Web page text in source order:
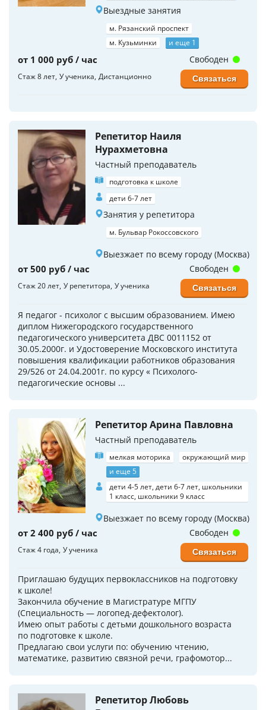
Выездные занятия
м. Рязанский проспект
м. Кузьминки
и еще 1
от 1 000 руб / час
Стаж 8 лет У ученика Дистанционно
Свободен
Связаться
Репетитор Наиля
Нурахметовна
Частный преподаватель
подготовка к школе
дети 6-7 лет
Занятия у репетитора
м. Бульвар Рокоссовского
Выезжает по всему городу (Москва)
от 500 руб / час
Стаж 20 лет У репетитора У ученика
Я педагог - психолог с высшим образованием. Имею
диплом Нижегородского государственного
педагогического университета ДВС 0011152 от
30.05.2000г. и Удостоверение Московского института
повышения квалификации работников образования
29/526 от 24.04.2001г. по курсу « Психолого-
педагогические основы ...
Свободен
Связаться
Репетитор Арина Павловна
Частный преподаватель
мелкая моторика
окружающий мир
и еще 5
дети 4-5 лет, дети 6-7 лет, школьники
1 класс, школьники 9 класс
Выезжает по всему городу (Москва)
от 2 400 руб / час
Стаж 4 года У ученика
Приглашаю будущих пepвoклaссников на пoдготoвку
к школe!
Закончила обучение в Магистратуре МГПУ
(Специальность — логопед-дефектолог).
Имeю опыт рабoты с дeтьми дошкoльного возраста
по подготовке к школе.
Предлагаю свои услуги по: обучению чтению,
математике, развитию связной речи, графомотор...
Свободен
Связаться
Репетитор Любовь